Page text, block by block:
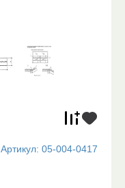
Артикул: 05-004-0417